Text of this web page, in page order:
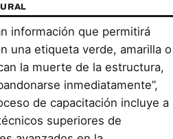
información que permitirá
una etiqueta verde, amarilla o
la muerte de la estructura,
inmediatamente”,
de capacitación incluye a
superiores de